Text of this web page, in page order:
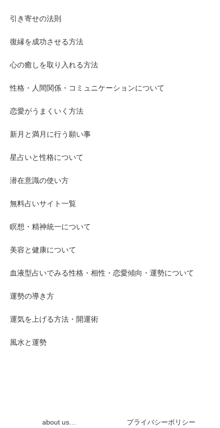
引き寄せの法則
復縁を成功させる方法
心の癒しを取り入れる方法
性格・人間関係・コミュニケーションについて
恋愛がうまくいく方法
新月と満月に行う願い事
星占いと性格について
潜在意識の使い方
無料占いサイト一覧
瞑想・精神統一について
美容と健康について
血液型占いでみる性格・相性・恋愛傾向・運勢について
運勢の導き方
運気を上げる方法・開運術
風水と運勢
about us… プライバシーポリシー